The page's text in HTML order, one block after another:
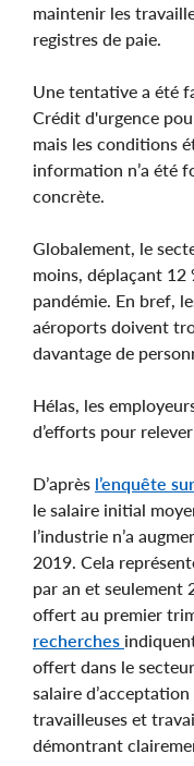
maintenir les
registres de paie.
Une tentative a été
Crédit d'urgence
mais les conditions
information n’a été
concrète.
Globalement, le
moins, déplaçant 12
pandémie. En bref,
aéroports doivent
davantage de
Hélas, les
d’efforts pour
D’après l’enquête
le salaire initial
l’industrie n’a
2019. Cela
par an et seulement
offert au premier
recherches
offert dans le
salaire
travailleuses et
démontrant